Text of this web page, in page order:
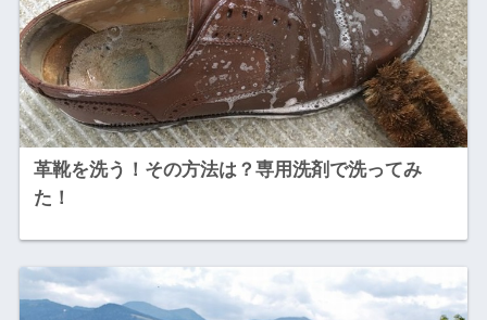
革靴を洗う！その方法は？専用洗剤で洗ってみ
た！